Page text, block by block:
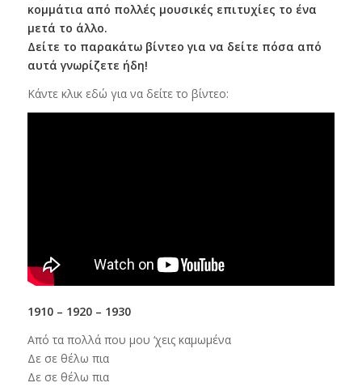
κομμάτια από πολλές μουσικές επιτυχίες το ένα
μετά το άλλο.
Δείτε το παρακάτω βίντεο για να δείτε πόσα από
αυτά γνωρίζετε ήδη!
Κάντε κλικ εδώ για να δείτε το βίντεο:
1910 – 1920 – 1930
Από τα πολλά που μου ‘χεις καμωμένα
Δε σε θέλω πια
Δε σε θέλω πια